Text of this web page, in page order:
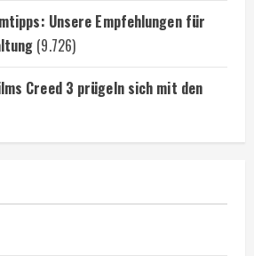
Unsere Empfehlungen für
(9.726)
Creed 3 prügeln sich mit den